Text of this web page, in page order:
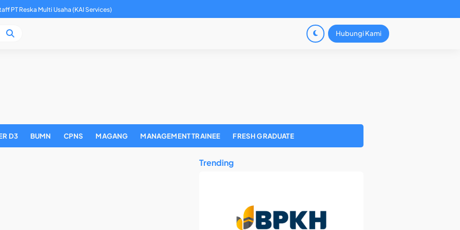
PT Reska Multi Usaha (KAI Services)
Hubungi Kami
D3 BUMN CPNS MAGANG MANAGEMENT TRAINEE FRESH GRADUATE
Trending